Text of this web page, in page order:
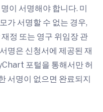
이 서명해야 합니다. 미
가 서명할 수 없는 경우,
정 또는 영구 위임장 관
명은 신청서에 제공된 재
포털을 통해서만 허
서명이 없으면 완료되지